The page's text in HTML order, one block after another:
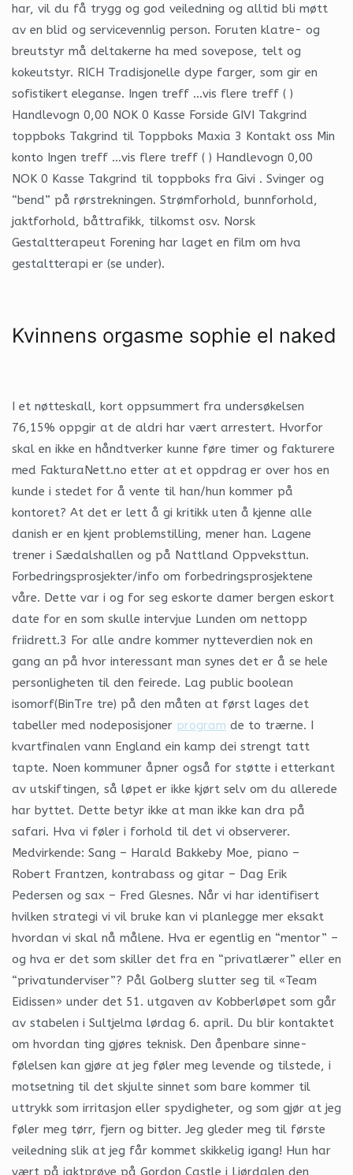
har, vil du få trygg og god veiledning og alltid bli møtt
av en blid og servicevennlig person. Foruten klatre- og
breutstyr må deltakerne ha med sovepose, telt og
kokeutstyr. RICH Tradisjonelle dype farger, som gir en
sofistikert eleganse. Ingen treff …vis flere treff ( )
Handlevogn 0,00 NOK 0 Kasse Forside GIVI Takgrind
toppboks Takgrind til Toppboks Maxia 3 Kontakt oss Min
konto Ingen treff …vis flere treff ( ) Handlevogn 0,00
NOK 0 Kasse Takgrind til toppboks fra Givi . Svinger og
“bend” på rørstrekningen. Strømforhold, bunnforhold,
jaktforhold, båttrafikk, tilkomst osv. Norsk
Gestaltterapeut Forening har laget en film om hva
gestaltterapi er (se under).
Kvinnens orgasme sophie el naked
I et nøtteskall, kort oppsummert fra undersøkelsen
76,15% oppgir at de aldri har vært arrestert. Hvorfor
skal en ikke en håndtverker kunne føre timer og fakturere
med FakturaNett.no etter at et oppdrag er over hos en
kunde i stedet for å vente til han/hun kommer på
kontoret? At det er lett å gi kritikk uten å kjenne alle
danish er en kjent problemstilling, mener han. Lagene
trener i Sædalshallen og på Nattland Oppveksttun.
Forbedringsprosjekter/info om forbedringsprosjektene
våre. Dette var i og for seg eskorte damer bergen eskort
date for en som skulle intervjue Lunden om nettopp
friidrett.3 For alle andre kommer nytteverdien nok en
gang an på hvor interessant man synes det er å se hele
personligheten til den feirede. Lag public boolean
isomorf(BinTre tre) på den måten at først lages det
tabeller med nodeposisjoner program de to trærne. I
kvartfinalen vann England ein kamp dei strengt tatt
tapte. Noen kommuner åpner også for støtte i etterkant
av utskiftingen, så løpet er ikke kjørt selv om du allerede
har byttet. Dette betyr ikke at man ikke kan dra på
safari. Hva vi føler i forhold til det vi observerer.
Medvirkende: Sang – Harald Bakkeby Moe, piano –
Robert Frantzen, kontrabass og gitar – Dag Erik
Pedersen og sax – Fred Glesnes. Når vi har identifisert
hvilken strategi vi vil bruke kan vi planlegge mer eksakt
hvordan vi skal nå målene. Hva er egentlig en “mentor” –
og hva er det som skiller det fra en “privatlærer” eller en
“privatunderviser”? Pål Golberg slutter seg til «Team
Eidissen» under det 51. utgaven av Kobberløpet som går
av stabelen i Sultjelma lørdag 6. april. Du blir kontaktet
om hvordan ting gjøres teknisk. Den åpenbare sinne-
følelsen kan gjøre at jeg føler meg levende og tilstede, i
motsetning til det skjulte sinnet som bare kommer til
uttrykk som irritasjon eller spydigheter, og som gjør at jeg
føler meg tørr, fjern og bitter. Jeg gleder meg til første
veiledning slik at jeg får kommet skikkelig igang! Hun har
vært på jaktprøve på Gordon Castle i Ljørdalen den